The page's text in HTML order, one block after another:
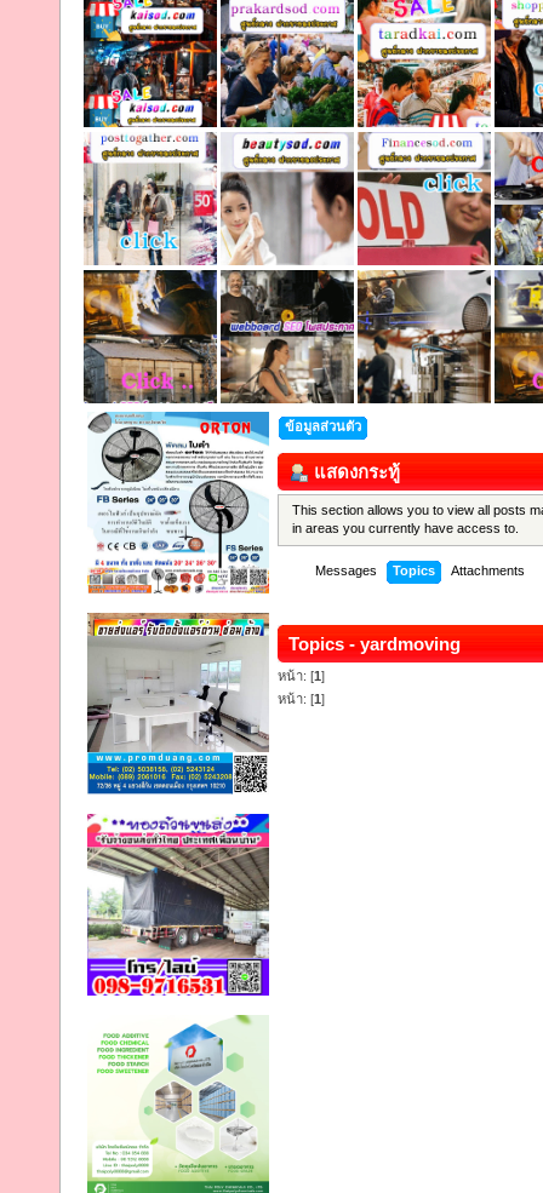
ข้อมูลส่วนตัว
แสดงกระทู้
This section allows you to view all posts
in areas you currently have access to.
Messages Topics Attachments
Topics - yardmoving
หน้า: [1]
หน้า: [1]